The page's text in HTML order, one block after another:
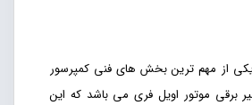
از مهم ترین بخش های فنی کمپرسور
برقی موتور اویل فری می باشد که این